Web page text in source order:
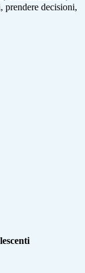
prendere decisioni,